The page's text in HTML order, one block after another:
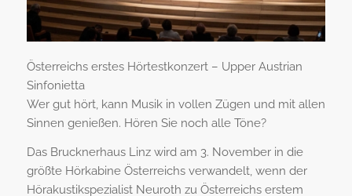
Österreichs erstes Hörtestkonzert – Upper Austrian
Sinfonietta
Wer gut hört, kann Musik in vollen Zügen und mit allen
Sinnen genießen. Hören Sie noch alle Töne?
Das Brucknerhaus Linz wird am 3. November in die
größte Hörkabine Österreichs verwandelt, wenn der
Hörakustikspezialist Neuroth zu Österreichs erstem